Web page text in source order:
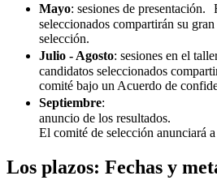
Mayo: sesiones de presentación.
seleccionados compartirán su
selección.
Julio - Agosto: sesiones en el
candidatos seleccionados
comité bajo un Acuerdo de
Septiembre:
anuncio de los resultados.
El comité de selección anunciará
Los plazos: Fechas y